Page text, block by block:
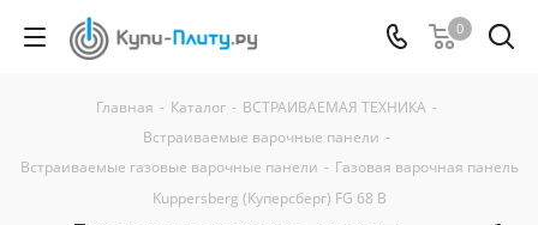
0
Главная - Каталог - ВСТРАИВАЕМАЯ ТЕХНИКА -
Встраиваемые варочные панели -
Встраиваемые газовые варочные панели - Газовая варочная панель
Kuppersberg (Куперсберг) FG 68 B